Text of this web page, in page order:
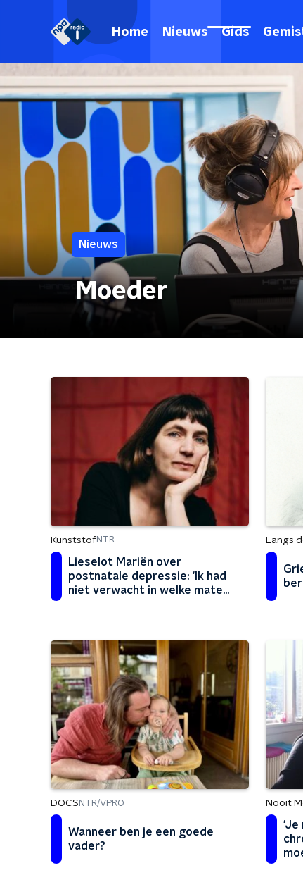
Home Nieuws Gids
Nieuws
Moeder
KunststofNTR
Lieselot Mariën over
postnatale depressie: 'Ik had
niet verwacht in welke mate
Langs
DOCS NTR/VPRO
Wanneer ben je een goede
vader?
Nooit
'Je